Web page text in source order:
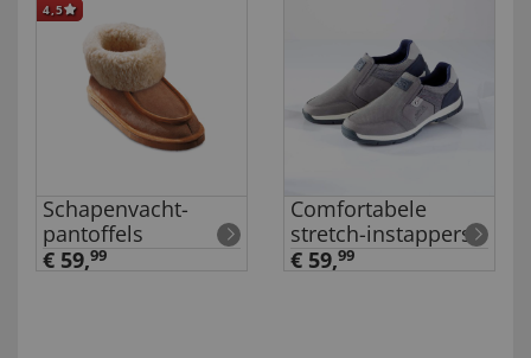
4,5
Schapenvacht-
pantoffels
€ 59,99
Comfortabele
stretch-instappers
€ 59,99